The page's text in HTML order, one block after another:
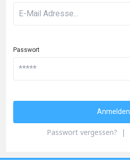
Passwort
Anmelden
Passwort vergessen? |